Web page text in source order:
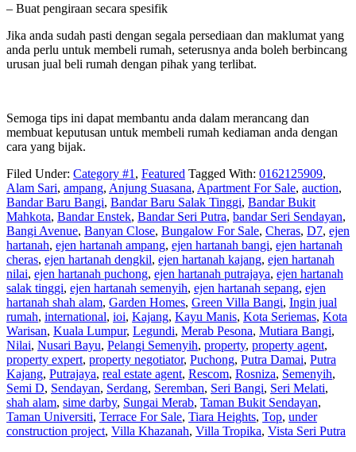
– Buat pengiraan secara spesifik
Jika anda sudah pasti dengan segala persediaan dan maklumat yang
anda perlu untuk membeli rumah, seterusnya anda boleh berbincang
urusan jual beli rumah dengan pihak yang terlibat.
Semoga tips ini dapat membantu anda dalam merancang dan
membuat keputusan untuk membeli rumah kediaman anda dengan
cara yang bijak.
Filed Under: Category #1 , Featured Tagged With: 0162125909,
Alam Sari, ampang, Anjung Suasana, Apartment For Sale, auction,
Bandar Baru Bangi, Bandar Baru Salak Tinggi, Bandar Bukit
Mahkota, Bandar Enstek, Bandar Seri Putra, bandar Seri Sendayan,
Bangi Avenue, Banyan Close, Bungalow For Sale, Cheras, D7, ejen
hartanah, ejen hartanah ampang, ejen hartanah bangi, ejen hartanah
cheras, ejen hartanah dengkil, ejen hartanah kajang, ejen hartanah
nilai, ejen hartanah puchong, ejen hartanah putrajaya, ejen hartanah
salak tinggi, ejen hartanah semenyih, ejen hartanah sepang, ejen
hartanah shah alam, Garden Homes, Green Villa Bangi, Ingin jual
rumah, international, ioi, Kajang, Kayu Manis, Kota Seriemas, Kota
Warisan, Kuala Lumpur, Legundi, Merab Pesona, Mutiara Bangi,
Nilai, Nusari Bayu, Pelangi Semenyih, property, property agent,
property expert, property negotiator, Puchong, Putra Damai, Putra
Kajang, Putrajaya, real estate agent, Rescom, Rosniza, Semenyih,
Semi D, Sendayan, Serdang, Seremban, Seri Bangi, Seri Melati,
shah alam, sime darby, Sungai Merab, Taman Bukit Sendayan,
Taman Universiti, Terrace For Sale, Tiara Heights, Top, under
construction project, Villa Khazanah, Villa Tropika, Vista Seri Putra